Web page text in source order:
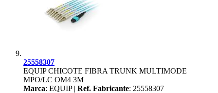
25558307
EQUIP CHICOTE FIBRA TRUNK MULTIMODE
MPO/LC OM4 3M
Marca: EQUIP | Ref. Fabricante: 25558307